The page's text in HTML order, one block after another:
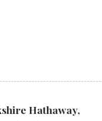
Hathaway,